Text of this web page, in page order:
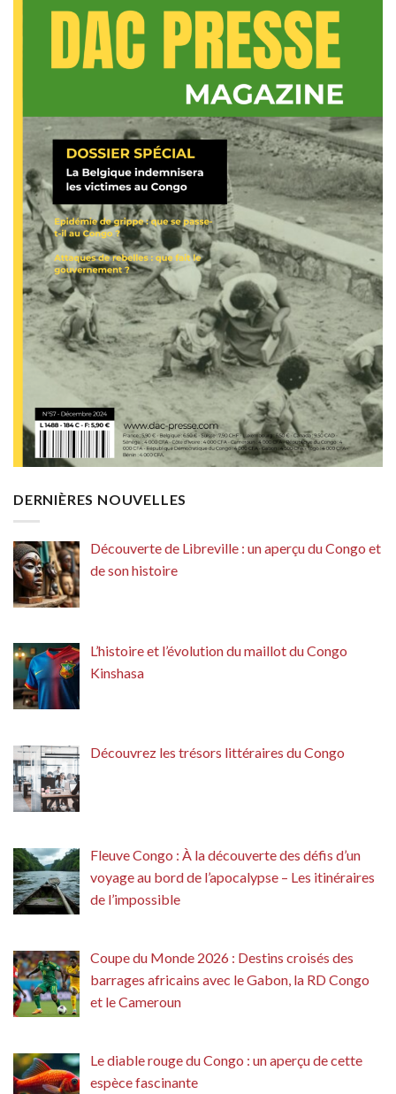
DERNIÈRES NOUVELLES
Découverte de Libreville : un aperçu du Congo et
de son histoire
L’histoire et l’évolution du maillot du Congo
Kinshasa
Découvrez les trésors littéraires du Congo
Fleuve Congo : À la découverte des défis d’un
voyage au bord de l’apocalypse – Les itinéraires
de l’impossible
Coupe du Monde 2026 : Destins croisés des
barrages africains avec le Gabon, la RD Congo
et le Cameroun
Le diable rouge du Congo : un aperçu de cette
espèce fascinante